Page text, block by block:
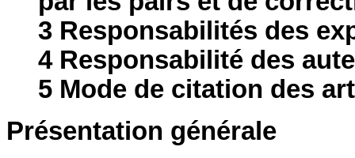
3 Responsabilités des
4 Responsabilité des
5 Mode de citation des
Présentation générale